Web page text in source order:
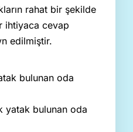
rahat bir şekilde
ihtiyaca cevap
edilmiştir.
bulunan oda
yatak bulunan oda